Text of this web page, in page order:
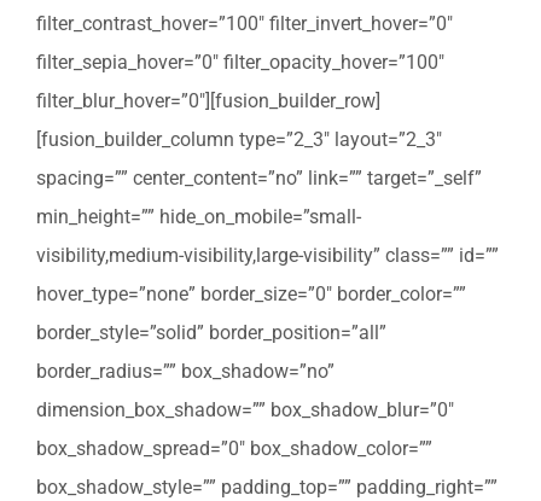
filter_contrast_hover=”100″ filter_invert_hover=”0″
filter_sepia_hover=”0″ filter_opacity_hover=”100″
filter_blur_hover=”0″][fusion_builder_row]
[fusion_builder_column type=”2_3″ layout=”2_3″
spacing=”” center_content=”no” link=”” target=”_self”
min_height=”” hide_on_mobile=”small-
visibility,medium-visibility,large-visibility” class=”” id=””
hover_type=”none” border_size=”0″ border_color=””
border_style=”solid” border_position=”all”
border_radius=”” box_shadow=”no”
dimension_box_shadow=”” box_shadow_blur=”0″
box_shadow_spread=”0″ box_shadow_color=””
box_shadow_style=”” padding_top=”” padding_right=””